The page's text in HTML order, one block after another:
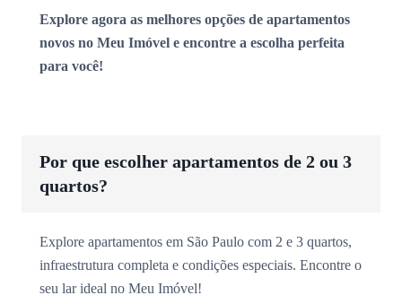
Explore agora as melhores opções de apartamentos
novos no Meu Imóvel e encontre a escolha perfeita
para você!
Por que escolher apartamentos de 2 ou 3
quartos?
Explore apartamentos em São Paulo com 2 e 3 quartos,
infraestrutura completa e condições especiais. Encontre o
seu lar ideal no Meu Imóvel!